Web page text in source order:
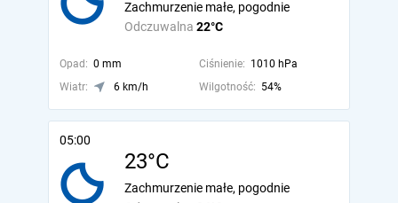
Odczuwalna 22°C
Zachmurzenie małe, pogodnie
Opad: 0 mm Ciśnienie: 1010 hPa
Wiatr:
6 km/h Wilgotność: 54%
05:00
23°C
Zachmurzenie małe, pogodnie